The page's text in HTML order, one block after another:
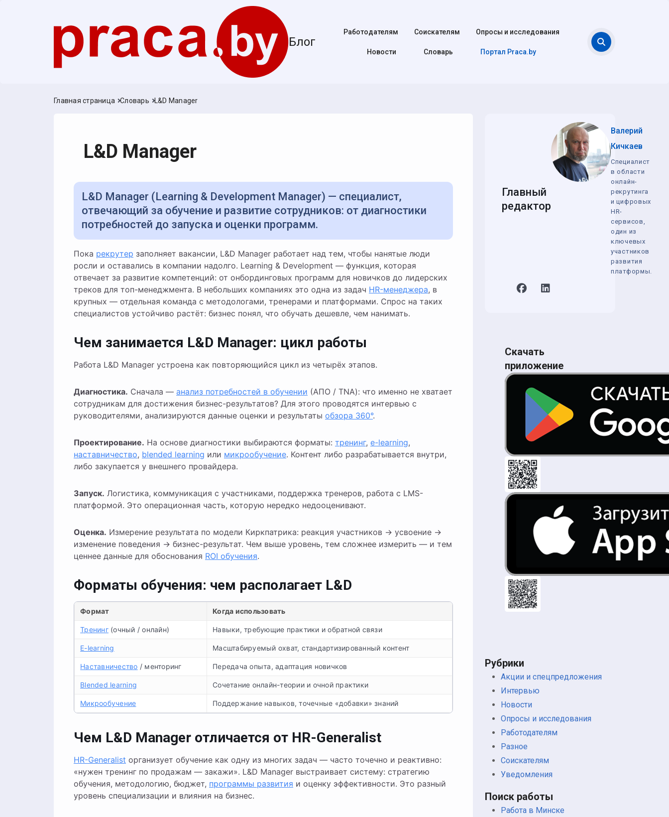
Блог
Работодателям Соискателям Опросы и исследования
Новости Cловарь Портал Praca.by
Главная страница Словарь L&D Manager
L&D Manager
L&D Manager (Learning & Development Manager) — специалист,
отвечающий за обучение и развитие сотрудников: от диагностики
потребностей до запуска и оценки программ.
Пока рекрутер заполняет вакансии, L&D Manager работает над тем, чтобы нанятые люди
росли и оставались в компании надолго. Learning & Development — функция, которая
отвечает за развитие компетенций: от онбординговых программ для новичков до лидерских
треков для топ-менеджмента. В небольших компаниях это одна из задач HR-менеджера, в
крупных — отдельная команда с методологами, тренерами и платформами. Спрос на таких
специалистов устойчиво растёт: бизнес понял, что обучать дешевле, чем нанимать.
Чем занимается L&D Manager: цикл работы
Работа L&D Manager устроена как повторяющийся цикл из четырёх этапов.
Диагностика. Сначала — анализ потребностей в обучении (АПО / TNA): что именно не хватает
сотрудникам для достижения бизнес-результатов? Для этого проводятся интервью с
руководителями, анализируются данные оценки и результаты обзора 360°.
Проектирование. На основе диагностики выбираются форматы: тренинг, e-learning,
наставничество, blended learning или микрообучение. Контент либо разрабатывается внутри,
либо закупается у внешнего провайдера.
Запуск. Логистика, коммуникация с участниками, поддержка тренеров, работа с LMS-
платформой. Это операционная часть, которую нередко недооценивают.
Оценка. Измерение результата по модели Киркпатрика: реакция участников → усвоение →
изменение поведения → бизнес-результат. Чем выше уровень, тем сложнее измерить — и тем
ценнее данные для обоснования ROI обучения.
Форматы обучения: чем располагает L&D
Формат Когда использовать
Тренинг(очный / онлайн) Навыки, требующие практики и обратной связи
E-learning Масштабируемый охват, стандартизированный контент
Наставничество / менторинг Передача опыта, адаптация новичков
Blended learning Сочетание онлайн-теории и очной практики
Микрообучение Поддержание навыков, точечные «добавки» знаний
Чем L&D Manager отличается от HR-Generalist
HR-Generalist организует обучение как одну из многих задач — часто точечно и реактивно:
«нужен тренинг по продажам — закажи». L&D Manager выстраивает систему: стратегию
обучения, методологию, бюджет, программы развития и оценку эффективности. Это разный
уровень специализации и влияния на бизнес.
Главный
редактор
Валерий
Кичкаев
Специалист
в области
онлайн-
рекрутинга
и цифровых
HR-
сервисов,
один из
ключевых
участников
развития
платформы.
Скачать
приложение
Рубрики
Акции и спецпредложения
Интервью
Новости
Опросы и исследования
Работодателям
Разное
Соискателям
Уведомления
Поиск работы
Работа в Минске